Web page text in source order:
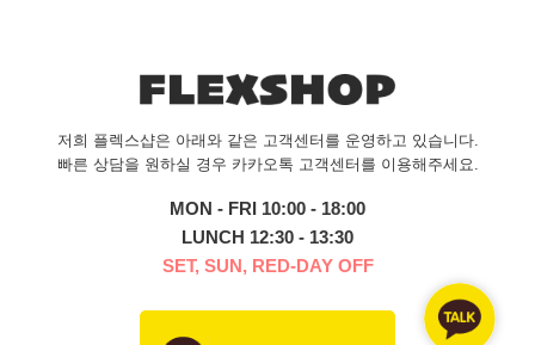
저희 플렉스샵은 아래와 같은 고객센터를 운영하고 있습니다.
빠른 상담을 원하실 경우 카카오톡 고객센터를 이용해주세요.
MON - FRI 10:00 - 18:00
LUNCH 12:30 - 13:30
SET, SUN, RED-DAY OFF